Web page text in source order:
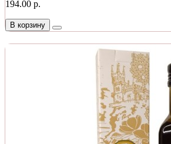
194.00 р.
В корзину